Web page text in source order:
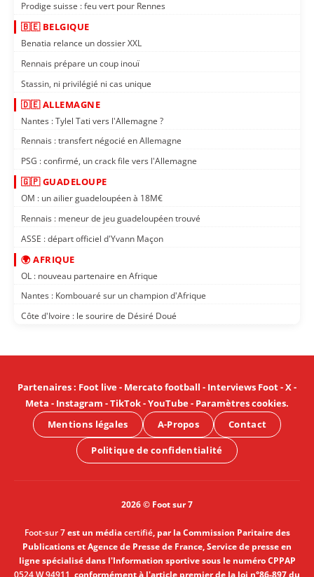
Prodige suisse : feu vert pour Rennes
🇧🇪 BELGIQUE
Benatia relance un dossier XXL
Rennais prépare un coup inouï
Stassin, ni privilégié ni cas unique
🇩🇪 ALLEMAGNE
Nantes : Tylel Tati vers l'Allemagne ?
Rennais : transfert négocié en Allemagne
PSG : confirmé, un crack file vers l'Allemagne
🇬🇵 GUADELOUPE
OM : un ailier guadeloupéen à 18M€
Rennais : meneur de jeu guadeloupéen trouvé
ASSE : départ officiel d'Yvann Maçon
🌍 AFRIQUE
OL : nouveau partenaire en Afrique
Nantes : Kombouaré sur un champion d'Afrique
Côte d'Ivoire : le sourire de Désiré Doué
Partenaires: Foot live- Mercato football - Interviews Foot-X-
Meta - Instagram -TikTok-YouTube- Paramètres cookies.
Mentions légales
A-Propos Contact
Politique de confidentialité
2026 © Foot sur 7
Foot-sur 7est un médiacertifié, par la Commission Paritaire des
Publications et Agence de Presse de France, Service de presse en
ligne spécialisé dans l'Information sportive sous le numéro CPPAP